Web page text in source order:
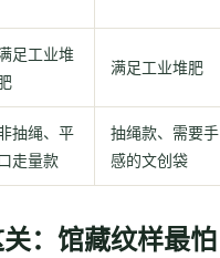
足工业堆
满足工业堆肥
抽绳、平
走量款
抽绳款、需要手
感的文创袋
：馆藏纹样最怕